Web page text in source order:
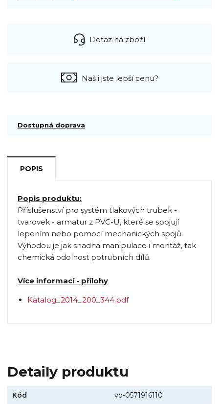
Dotaz na zboží
Našli jste lepší cenu?
Dostupná doprava
POPIS
Popis produktu:
Příslušenství pro systém tlakových trubek -
tvarovek - armatur z PVC-U, které se spojují
lepením nebo pomocí mechanických spojů.
Výhodou je jak snadná manipulace i montáž, tak
chemická odolnost potrubních dílů.
Více informací - přílohy
Katalog_2014_200_344.pdf
Detaily produktu
Kód vp-0571916110